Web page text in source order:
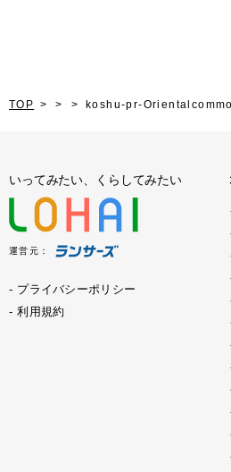
TOP koshu-pr-
いってみたい、くらしてみたい
運営元：
プライバシーポリシー
利用規約